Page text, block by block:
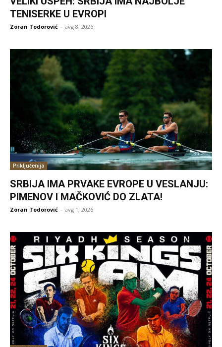
TENISERKE U EVROPI
Zoran Todorović - avg 8, 2026
Priključenija
SRBIJA IMA PRVAKE EVROPE U VESLANJU:
PIMENOV I MAČKOVIĆ DO ZLATA!
Zoran Todorović - avg 1, 2026